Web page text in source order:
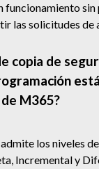
funcionamiento
las solicitudes de
copia de
M365?
los niveles
Incremental y